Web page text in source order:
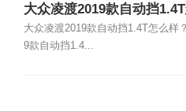
大众凌渡2019款自动挡
大众凌渡2019款自动挡1.4T怎么样
9款自动挡1.4...